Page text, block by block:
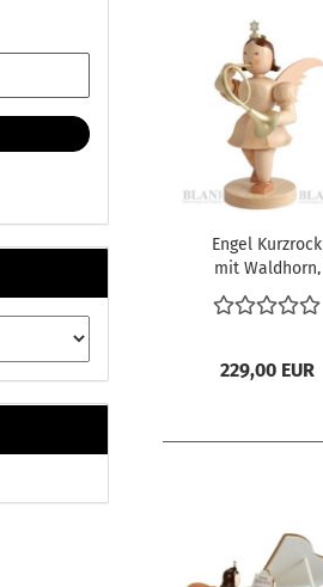
Engel Kurzrock
mit Waldhorn,
natur, mittelgroß
229,00 EUR